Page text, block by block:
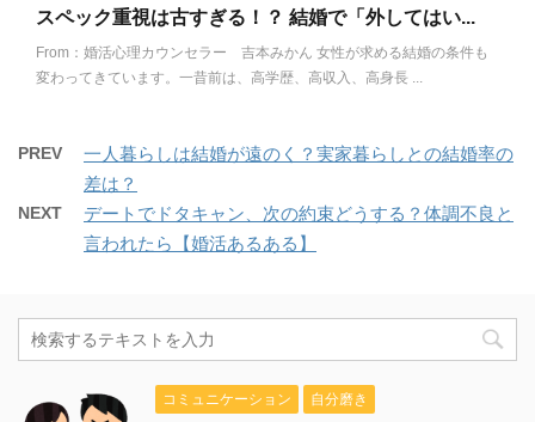
スペック重視は古すぎる！？ 結婚で「外してはい...
From：婚活心理カウンセラー 吉本みかん 女性が求める結婚の条件も
変わってきています。一昔前は、高学歴、高収入、高身長 ...
PREV
一人暮らしは結婚が遠のく？実家暮らしとの結婚率の
差は？
NEXT
デートでドタキャン、次の約束どうする？体調不良と
言われたら【婚活あるある】
コミュニケーション 自分磨き